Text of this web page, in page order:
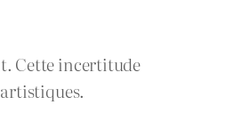
Cette incertitude